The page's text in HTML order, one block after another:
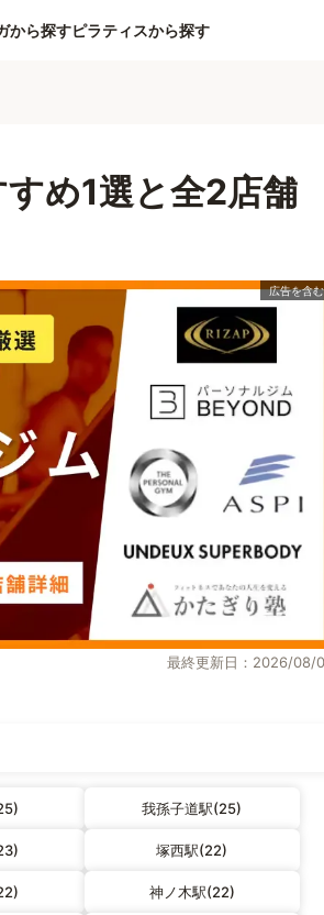
から探すピラティスから探す
め1選と全2店舗
最終更新日：2026/08/
我孫子道駅(25)
塚西駅(22)
神ノ木駅(22)